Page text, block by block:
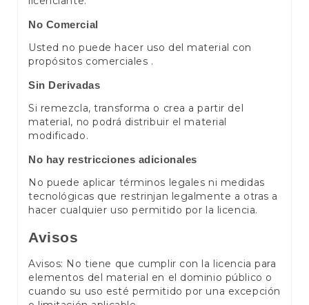
No Comercial
Usted no puede hacer uso del material con
propósitos comerciales .
Sin Derivadas
Si remezcla, transforma o crea a partir del
material, no podrá distribuir el material
modificado.
No hay restricciones adicionales
No puede aplicar términos legales ni medidas
tecnológicas que restrinjan legalmente a otras a
hacer cualquier uso permitido por la licencia.
Avisos
Avisos: No tiene que cumplir con la licencia para
elementos del material en el dominio público o
cuando su uso esté permitido por una excepción